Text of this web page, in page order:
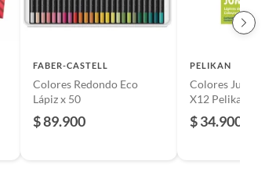
FABER-CASTELL
Colores Redondo Eco
Lápiz x 50
$ 89.900
PELIKAN
Colores
X12 Pelikan
$ 34.900